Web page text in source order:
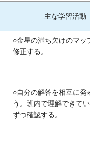
主な学習活動
○金星の満ち欠けのマッ
修正する。
○自分の解答を相互に発
う。班内で理解できて
ずつ確認する。